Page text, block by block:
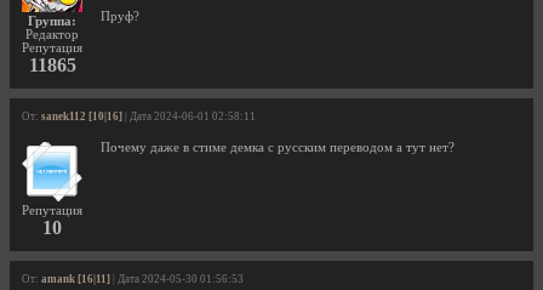
Группа:
Редактор
Репутация
11865
Пруф?
От: sanek112 [10|16] | Дата 2024-06-01 02:58:11
Репутация
10
Почему даже в стиме демка с русским переводом а тут нет?
От: amank [16|11] | Дата 2024-05-30 01:56:53